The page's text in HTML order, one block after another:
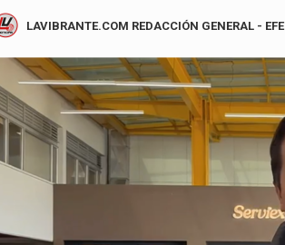
LAVIBRANTE.COM REDACCIÓN GENERAL - EFE